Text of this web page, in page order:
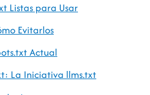
Listas para Usar
Evitarlos
Actual
La Iniciativa llms.txt